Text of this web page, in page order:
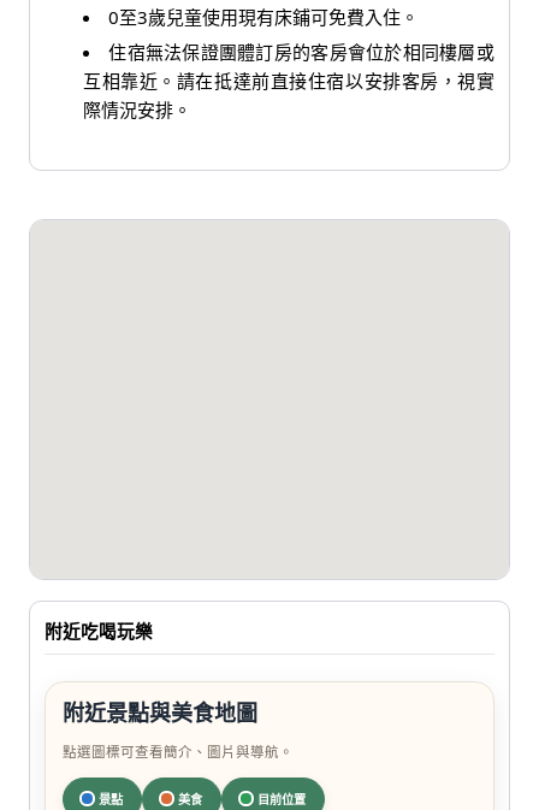
0至3歲兒童使用現有床鋪可免費入住。
住宿無法保證團體訂房的客房會位於相同樓層或
互相靠近。請在抵達前直接住宿以安排客房，視實
際情況安排。
附近吃喝玩樂
附近景點與美食地圖
點選圖標可查看簡介、圖片與導航。
景點 美食 目前位置